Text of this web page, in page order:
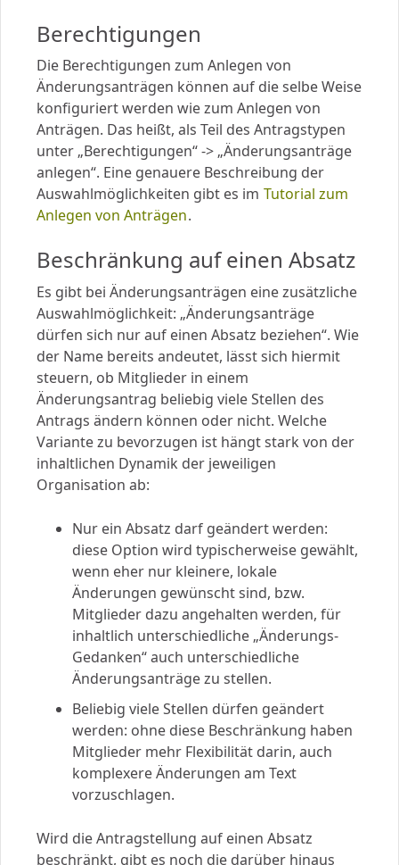
Berechtigungen
Die Berechtigungen zum Anlegen von
Änderungsanträgen können auf die selbe Weise
konfiguriert werden wie zum Anlegen von
Anträgen. Das heißt, als Teil des Antragstypen
unter „Berechtigungen“ -> „Änderungsanträge
anlegen“. Eine genauere Beschreibung der
Auswahlmöglichkeiten gibt es im Tutorial zum
Anlegen von Anträgen.
Beschränkung auf einen Absatz
Es gibt bei Änderungsanträgen eine zusätzliche
Auswahlmöglichkeit: „Änderungsanträge
dürfen sich nur auf einen Absatz beziehen“. Wie
der Name bereits andeutet, lässt sich hiermit
steuern, ob Mitglieder in einem
Änderungsantrag beliebig viele Stellen des
Antrags ändern können oder nicht. Welche
Variante zu bevorzugen ist hängt stark von der
inhaltlichen Dynamik der jeweiligen
Organisation ab:
Nur ein Absatz darf geändert werden:
diese Option wird typischerweise gewählt,
wenn eher nur kleinere, lokale
Änderungen gewünscht sind, bzw.
Mitglieder dazu angehalten werden, für
inhaltlich unterschiedliche „Änderungs-
Gedanken“ auch unterschiedliche
Änderungsanträge zu stellen.
Beliebig viele Stellen dürfen geändert
werden: ohne diese Beschränkung haben
Mitglieder mehr Flexibilität darin, auch
komplexere Änderungen am Text
vorzuschlagen.
Wird die Antragstellung auf einen Absatz
beschränkt, gibt es noch die darüber hinaus